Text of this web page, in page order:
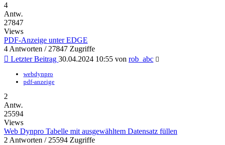
4
Antw.
27847
Views
PDF-Anzeige unter EDGE
4 Antworten / 27847 Zugriffe
Letzter Beitrag 30.04.2024 10:55 von rob_abc
webdynpro
pdf-anzeige
2
Antw.
25594
Views
Web Dynpro Tabelle mit ausgewähltem Datensatz füllen
2 Antworten / 25594 Zugriffe